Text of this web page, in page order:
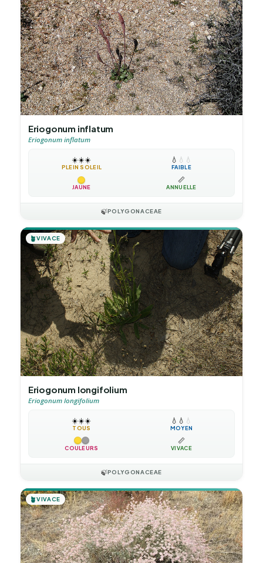
Eriogonum inflatum
Eriogonum inflatum
☀️☀️☀️
PLEIN SOLEIL
💧 💧 💧
FAIBLE
JAUNE
📏
ANNUELLE
🍃POLYGONACEAE
🪴VIVACE
Eriogonum longifolium
Eriogonum longifolium
☀️☀️☀️
TOUS
💧 💧 💧
MOYEN
COULEURS
📏
VIVACE
🍃POLYGONACEAE
🪴VIVACE